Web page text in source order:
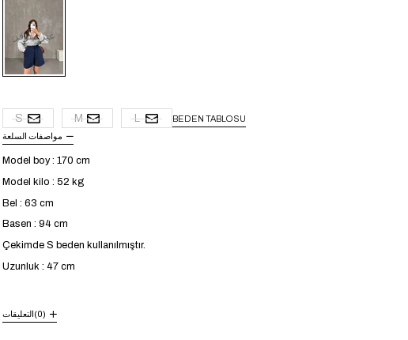
غير متوفر
S M L
BEDEN TABLOSU
مواصفات السلعة
Model boy : 170 cm
Model kilo : 52 kg
Bel : 63 cm
Basen : 94 cm
Çekimde S beden kullanılmıştır.
Uzunluk : 47 cm
التعليقات(0)